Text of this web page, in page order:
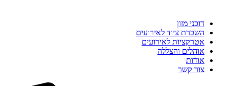
דוכני מזון
השכרת ציוד לאירועים
אטרקציות לאירועים
אוהלים והצללה
אודות
צור קשר